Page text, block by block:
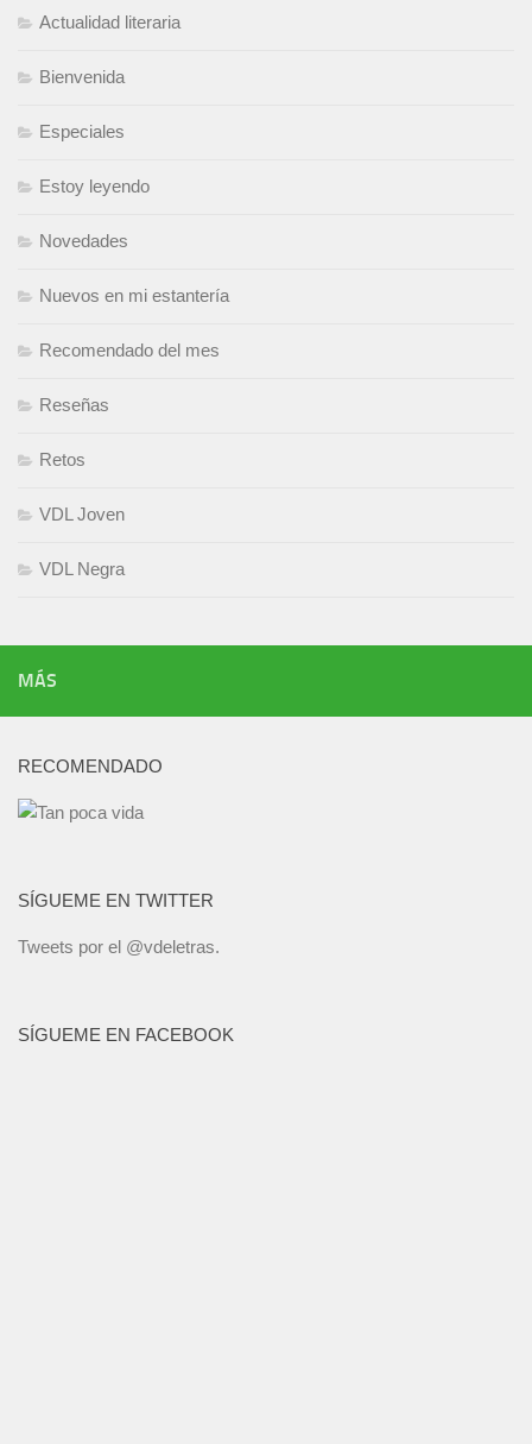
Actualidad literaria
Bienvenida
Especiales
Estoy leyendo
Novedades
Nuevos en mi estantería
Recomendado del mes
Reseñas
Retos
VDL Joven
VDL Negra
MÁS
RECOMENDADO
SÍGUEME EN TWITTER
Tweets por el @vdeletras.
SÍGUEME EN FACEBOOK